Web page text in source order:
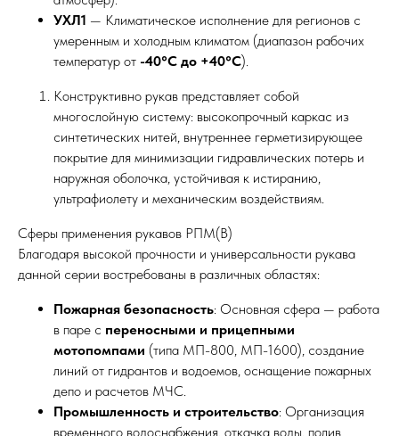
УХЛ1 — Климатическое исполнение для регионов с
умеренным и холодным климатом (диапазон рабочих
температур от -40°C до +40°C).
Конструктивно рукав представляет собой
многослойную систему: высокопрочный каркас из
синтетических нитей, внутреннее герметизирующее
покрытие для минимизации гидравлических потерь и
наружная оболочка, устойчивая к истиранию,
ультрафиолету и механическим воздействиям.
Сферы применения рукавов РПМ(В)
Благодаря высокой прочности и универсальности рукава
данной серии востребованы в различных областях:
Пожарная безопасность: Основная сфера — работа
в паре с переносными и прицепными
мотопомпами (типа МП-800, МП-1600), создание
линий от гидрантов и водоемов, оснащение пожарных
депо и расчетов МЧС.
Промышленность и строительство: Организация
временного водоснабжения, откачка воды, полив